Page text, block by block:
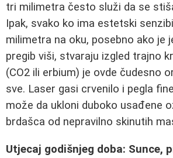
tri milimetra često služi da se
Ipak, svako ko ima estetski
milimetra na oku, posebno ako je
pregib viši, stvaraju izgled trajno
(CO2 ili erbium) je ovde čudesno
sve. Laser gasi crvenilo i pegla
može da ukloni duboko usađene
brdašca od nepravilno skinutih
Utjecaj godišnjeg doba: Sunce,